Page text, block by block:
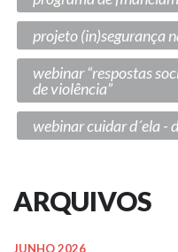
projeto (in)segurança
webinar “respostas
de violência”
webinar cuidar d´ela -
ARQUIVOS
JUNHO 2026